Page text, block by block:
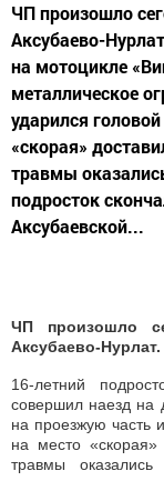
ЧП произошло
Аксубаево-
на мотоцикле
металлическое
ударился
«скорая»
травмы
подросток
Аксубаевской...
ЧП произошло
Аксубаево-Нурлат.
16-летний
совершил наезд на
на проезжую часть
на место «скорая»
травмы